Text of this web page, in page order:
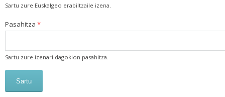
Sartu zure Euskalgeo erabiltzaile izena.
Pasahitza *
Sartu zure izenari dagokion pasahitza.